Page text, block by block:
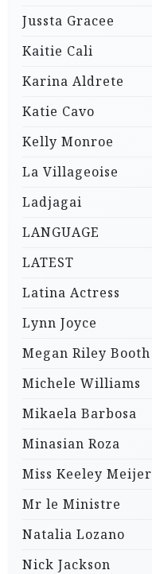
Jussta Gracee
Kaitie Cali
Karina Aldrete
Katie Cavo
Kelly Monroe
La Villageoise
Ladjagai
LANGUAGE
LATEST
Latina Actress
Lynn Joyce
Megan Riley Booth
Michele Williams
Mikaela Barbosa
Minasian Roza
Miss Keeley Meijer
Mr le Ministre
Natalia Lozano
Nick Jackson